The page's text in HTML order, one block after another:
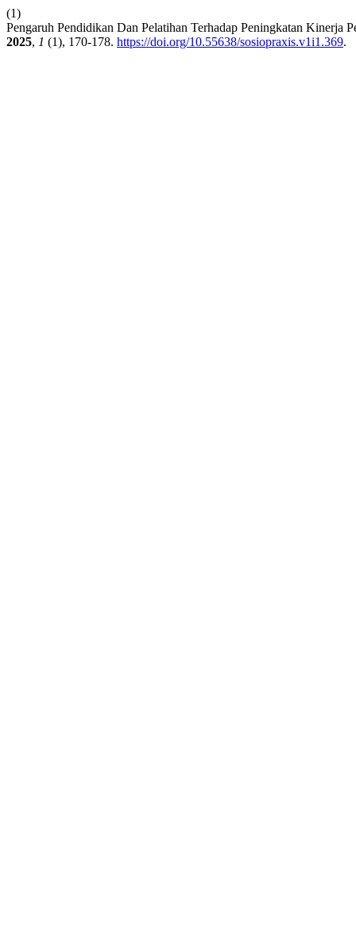
(1)
Pengaruh Pendidikan Dan Pelatihan Terhadap Peningkatan
2025, 1 (1), 170-178. https://doi.org/10.55638/sosiopraxis.v1i1.369.